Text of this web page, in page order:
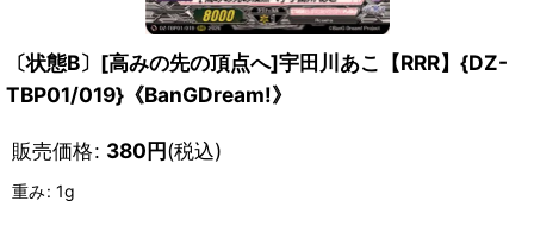
〔状態B〕[高みの先の頂点へ]宇田川あこ【RRR】{DZ-
TBP01/019}《BanGDream!》
販売価格: 380円(税込)
重み: 1g